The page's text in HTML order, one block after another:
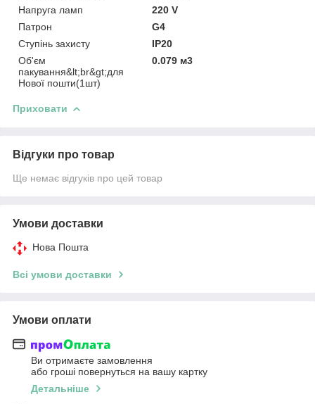
Напруга ламп
220 V
Патрон
G4
Ступінь захисту
IP20
Об'єм
пакування&lt;br&gt;для
Нової пошти(1шт)
0.079 м3
Приховати
Відгуки про товар
Ще немає відгуків про цей товар
Умови доставки
Нова Пошта
Всі умови доставки
Умови оплати
Ви отримаєте замовлення
або гроші повернуться на вашу картку
Детальніше